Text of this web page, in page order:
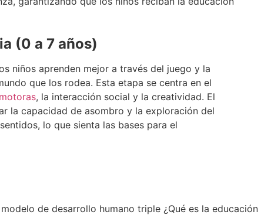
(0 a 7 años)
niños aprenden mejor a través del juego y la
que los rodea. Esta etapa se centra en el
, la interacción social y la creatividad. El
la capacidad de asombro y la exploración del
lo que sienta las bases para el